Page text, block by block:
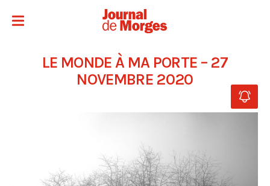
LE MONDE À MA PORTE – 27
NOVEMBRE 2020